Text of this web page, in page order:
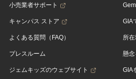
小売業者サポート
キャンパス ストア
よくある質問（FAQ）
プレスルーム
ジェムキッズのウェブサイト
GIA
所
懸
GIA